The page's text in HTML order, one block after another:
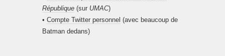
République (sur UMAC)
• Compte Twitter personnel (avec beaucoup de
Batman dedans)